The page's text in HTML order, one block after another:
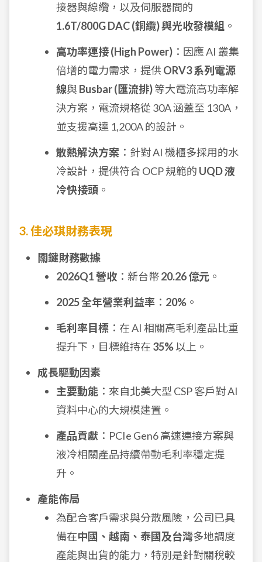
接器與線纜，以及伺服器間的
1.6T/800G DAC (銅纜) 與光收發模組 。
高功率連接 (High Power) ：因應 AI 叢集
倍增的電力需求，提供 ORV3 系列電源
線與Busbar (匯流排)等大電流高功率解
決方案，電流規格從 30A 涵蓋至 130A，
並支援高達 1,200A 的設計。
散熱解決方案 ：針對 AI 機櫃多採用的水
冷設計，提供符合 OCP 規範的 UQD 液
冷快接頭 。
3. 佳必琪財務表現
關鍵財務數據
2026Q1 營收 ：新台幣20.26 億元 。
2025 全年營業利益率 ： 20% 。
毛利率目標 ：在 AI 相關高毛利產品比重
提升下，目標維持在 35%以上。
成長驅動因素
主要動能 ：來自北美大型 CSP 客戶對 AI
資料中心的大規模建置。
產品貢獻 ：PCIe Gen6 高速連接方案與
液冷相關產品持續帶動毛利率穩定提
升。
產能佈局
為配合客戶需求與分散風險，公司已具
備在中國、越南、泰國及台灣多地調度
產能與出貨的能力，特別是針對關稅較